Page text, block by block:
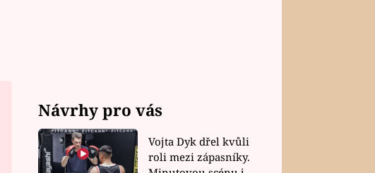
Návrhy pro vás
Vojta Dyk dřel kvůli
roli mezi zápasníky.